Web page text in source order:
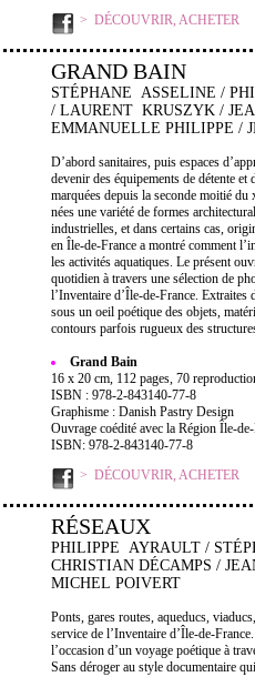
DÉCOUVRIR, ACHETER
GRAND BAIN
STÉPHANE ASSELINE /
/ LAURENT KRUSZYK /
EMMANUELLE PHILIPPE /
D’abord sanitaires, puis espaces
devenir des équipements de détente
marquées depuis la seconde moitié
nées une variété de formes
industrielles, et dans certains cas,
en Île-de-France a montré comment
les activités aquatiques. Le présent
quotidien à travers une sélection de
l’Inventaire d’Île-de-France. Extraites
sous un oeil poétique des objets,
contours parfois rugueux des
Grand Bain
16 x 20 cm, 112 pages, 70
ISBN : 978-2-843140-77-8
Graphisme : Danish Pastry Design
Ouvrage coédité avec la Région Île-
ISBN: 978-2-843140-77-8
DÉCOUVRIR, ACHETER
RÉSEAUX
PHILIPPE AYRAULT /
CHRISTIAN DÉCAMPS /
MICHEL POIVERT
Ponts, gares routes, aqueducs,
service de l’Inventaire d’Île-de-
l’occasion d’un voyage poétique à
Sans déroger au style documentaire